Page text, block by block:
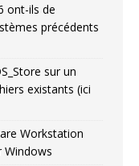
ont-ils de
précédents
sur un
existants (ici
Workstation
Windows